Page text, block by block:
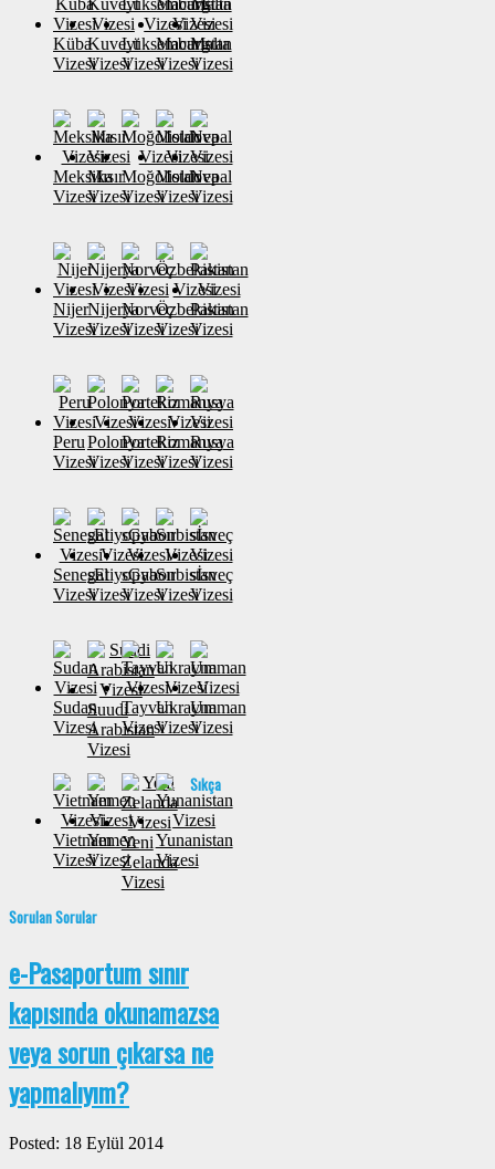
Küba
Vizesi
Kuveyt
Vizesi
Lüksemburg
Vizesi
Macaristan
Vizesi
Malta
Vizesi
Meksika
Vizesi
Mısır
Vizesi
Moğolistan
Vizesi
Moldova
Vizesi
Nepal
Vizesi
Nijer
Vizesi
Nijerya
Vizesi
Norveç
Vizesi
Özbekistan
Vizesi
Pakistan
Vizesi
Peru
Vizesi
Polonya
Vizesi
Portekiz
Vizesi
Romanya
Vizesi
Rusya
Vizesi
Senegal
Vizesi
sEtiyopya
Vizesi
sGabon
Vizesi
Sırbistan
Vizesi
sİsveç
Vizesi
Sudan
Vizesi
Suudi
Arabistan
Vizesi
Tayvan
Vizesi
Ukrayna
Vizesi
Umman
Vizesi
Vietnam
Vizesi
Yemen
Vizesi
Yeni
Zelanda
Vizesi
Yunanistan
Vizesi
Sıkça
Sorulan Sorular
e-Pasaportum sınır
kapısında okunamazsa
veya sorun çıkarsa ne
yapmalıyım?
Posted: 18 Eylül 2014